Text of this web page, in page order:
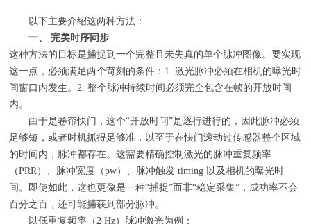
以下主要介绍这两种方法：
一、 完美时序同步
这种方法的目标是捕捉到一个完整且未失真的单个脉冲图像。要实现
这一点，必须满足两个苛刻的条件： 1.
激光脉冲必须在相机的曝光时
间窗口内发生。 2. 整个脉冲持续时间必须完全包含在帧的开放时间
内。
由于是卷帘快门，这个“开放时间”是逐行进行的，因此脉冲必须
足够短，或者时机抓得足够准，以至于在快门滚动过传感器整个区域
的时间内，脉冲都存在。这需要精确控制激光的脉冲重复频率
（PRR ）、脉冲宽度（pw）、脉冲触发 timing 以及相机的曝光时
间。即使如此，这也更像是一种“捕捉”而非“稳定采集” ，成功率不会
百分之百，还可能捕获到部分脉冲。
以低重复频率（ 2 Hz）脉冲激光为例：